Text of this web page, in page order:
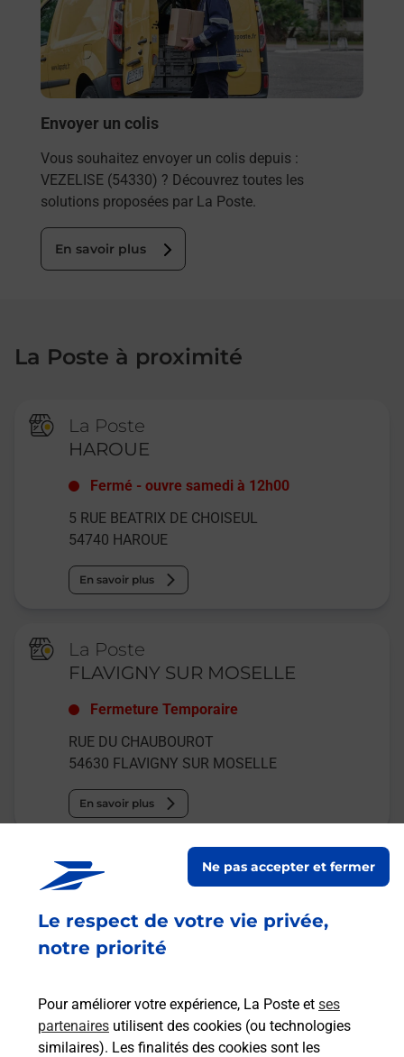
Le respect de votre vie privée,
notre priorité
Pour améliorer votre expérience, La Poste et ses
partenaires utilisent des cookies (ou technologies
similaires). Les finalités des cookies sont les
Ne pas accepter et fermer
Envoyer un colis
Vous souhaitez envoyer un colis depuis :
VEZELISE (54330) ? Découvrez toutes les
solutions proposées par La Poste.
En savoir plus
La Poste à proximité
La Poste
HAROUE
Fermé -ouvre samedi à 12h00
5 RUE BEATRIX DE CHOISEUL
54740 HAROUE
En savoir plus
La Poste
FLAVIGNY SUR MOSELLE
Fermeture Temporaire
RUE DU CHAUBOUROT
54630 FLAVIGNY SUR MOSELLE
En savoir plus
Malin !
La Poste
en ligne